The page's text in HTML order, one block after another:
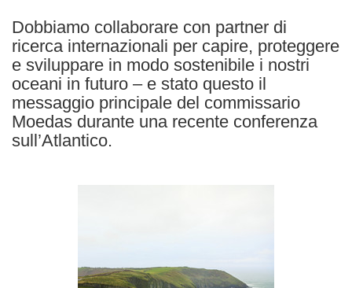
Dobbiamo collaborare con partner di
ricerca internazionali per capire, proteggere
e sviluppare in modo sostenibile i nostri
oceani in futuro – e stato questo il
messaggio principale del commissario
Moedas durante una recente conferenza
sull’Atlantico.